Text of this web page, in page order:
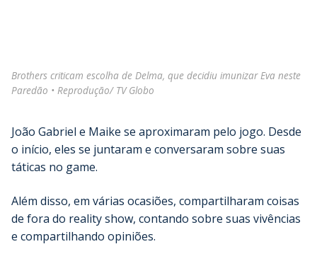
Brothers criticam escolha de Delma, que decidiu imunizar Eva neste
Paredão • Reprodução/ TV Globo
João Gabriel e Maike se aproximaram pelo jogo. Desde
o início, eles se juntaram e conversaram sobre suas
táticas no game.
Além disso, em várias ocasiões, compartilharam coisas
de fora do reality show, contando sobre suas vivências
e compartilhando opiniões.